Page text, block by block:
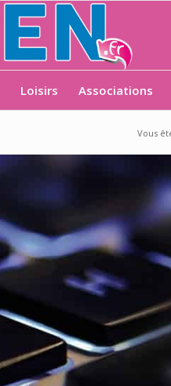
Loisirs Associations
Vous